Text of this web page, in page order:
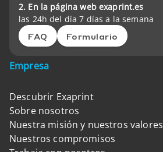
2. En la página web exaprint.es
las 24h del día 7 días a la semana
FAQ Formulario
Empresa
Descubrir Exaprint
Sobre nosotros
Nuestra misión y nuestros valores
Nuestros compromisos